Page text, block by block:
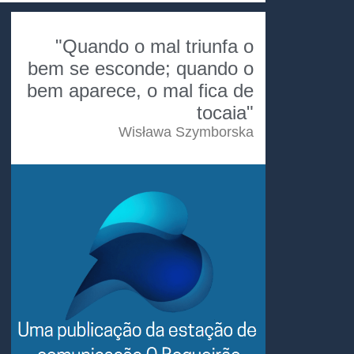
"Quando o mal triunfa o
bem se esconde; quando o
bem aparece, o mal fica de
tocaia"
Wisława Szymborska